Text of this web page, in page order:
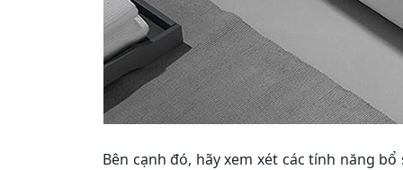
Bên cạnh đó, hãy xem xét các tính năng